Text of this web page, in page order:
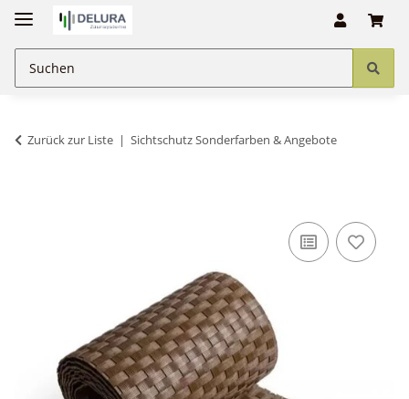
Zurück zur Liste Sichtschutz Sonderfarben & Angebote